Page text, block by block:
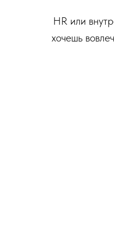
HR или
хочешь